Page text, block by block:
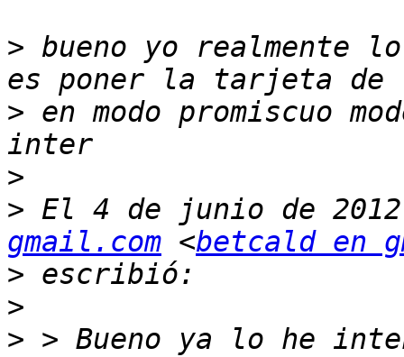
> bueno yo realmente
> en modo promiscuo
>
> El 4 de junio de
gmail.com <betcald en
>
>
> > Bueno ya lo he